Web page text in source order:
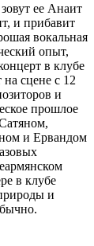
ее Анаит
и прибавит
вокальная
опыт,
в клубе
сцене с 12
и
прошлое
и Ервандом
в клубе
и